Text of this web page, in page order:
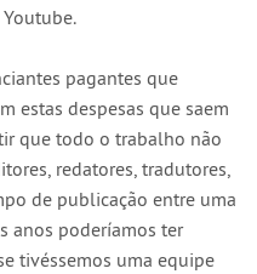
pagantes que
estas despesas que saem
que todo o trabalho não
redatores, tradutores,
de publicação entre uma
anos poderíamos ter
tivéssemos uma equipe